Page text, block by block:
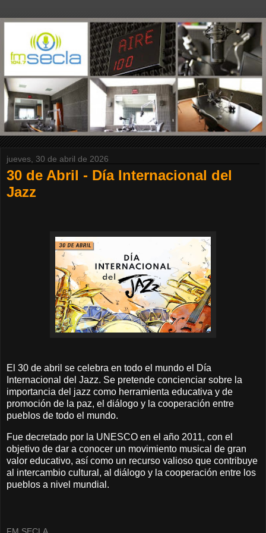
jueves, 30 de abril de 2026
30 de Abril - Día Internacional del
Jazz
El 30 de abril se celebra en todo el mundo el Día
Internacional del Jazz. Se pretende concienciar sobre la
importancia del jazz como herramienta educativa y de
promoción de la paz, el diálogo y la cooperación entre
pueblos de todo el mundo.
Fue decretado por la UNESCO en el año 2011, con el
objetivo de dar a conocer un movimiento musical de gran
valor educativo, así como un recurso valioso que contribuye
al intercambio cultural, al diálogo y la cooperación entre los
pueblos a nivel mundial.